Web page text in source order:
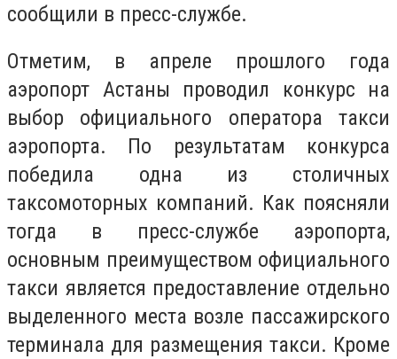
сообщили в пресс-службе.
Отметим, в апреле прошлого года
аэропорт Астаны проводил конкурс на
выбор официального оператора такси
аэропорта. По результатам конкурса
победила одна из столичных
таксомоторных компаний. Как поясняли
тогда в пресс-службе аэропорта,
основным преимуществом официального
такси является предоставление отдельно
выделенного места возле пассажирского
терминала для размещения такси. Кроме